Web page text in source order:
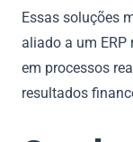
Essas soluções
aliado a um
em processos
resultados